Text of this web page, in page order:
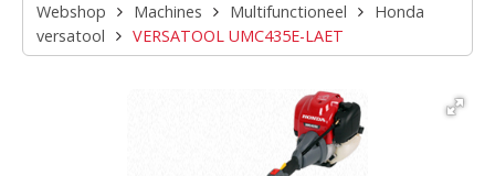
Webshop Machines Multifunctioneel
Honda
versatool
VERSATOOL UMC435E-LAET